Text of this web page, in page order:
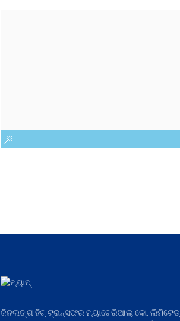
ଜିନଲଙ୍ଗ ହିଟ୍ ଟ୍ରାନ୍ସଫର ମ୍ୟାଟେରିଆଲ୍ କୋ. ଲିମିଟେଡ୍